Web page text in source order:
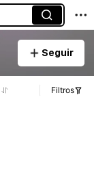
Seguir
Filtros